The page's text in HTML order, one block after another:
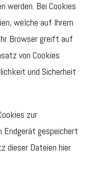
werden. Bei Cookies
welche auf Ihrem
Browser greift auf
von Cookies
und Sicherheit
zur
Endgerät gespeichert
dieser Dateien hier